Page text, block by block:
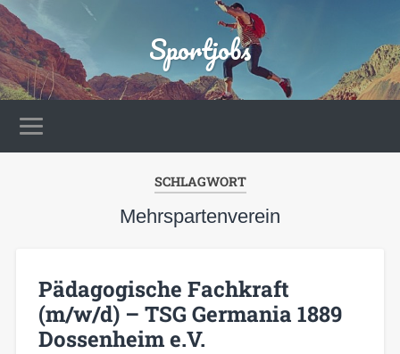
Sportjobs
SCHLAGWORT
Mehrspartenverein
Pädagogische Fachkraft
(m/w/d) – TSG Germania 1889
Dossenheim e.V.